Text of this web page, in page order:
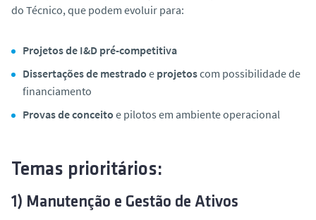
do Técnico, que podem evoluir para:
Projetos de I&D pré-competitiva
Dissertações de mestrado e projetoscom possibilidade de
financiamento
Provas de conceito e pilotos em ambiente operacional
Temas prioritários:
1) Manutenção e Gestão de Ativos